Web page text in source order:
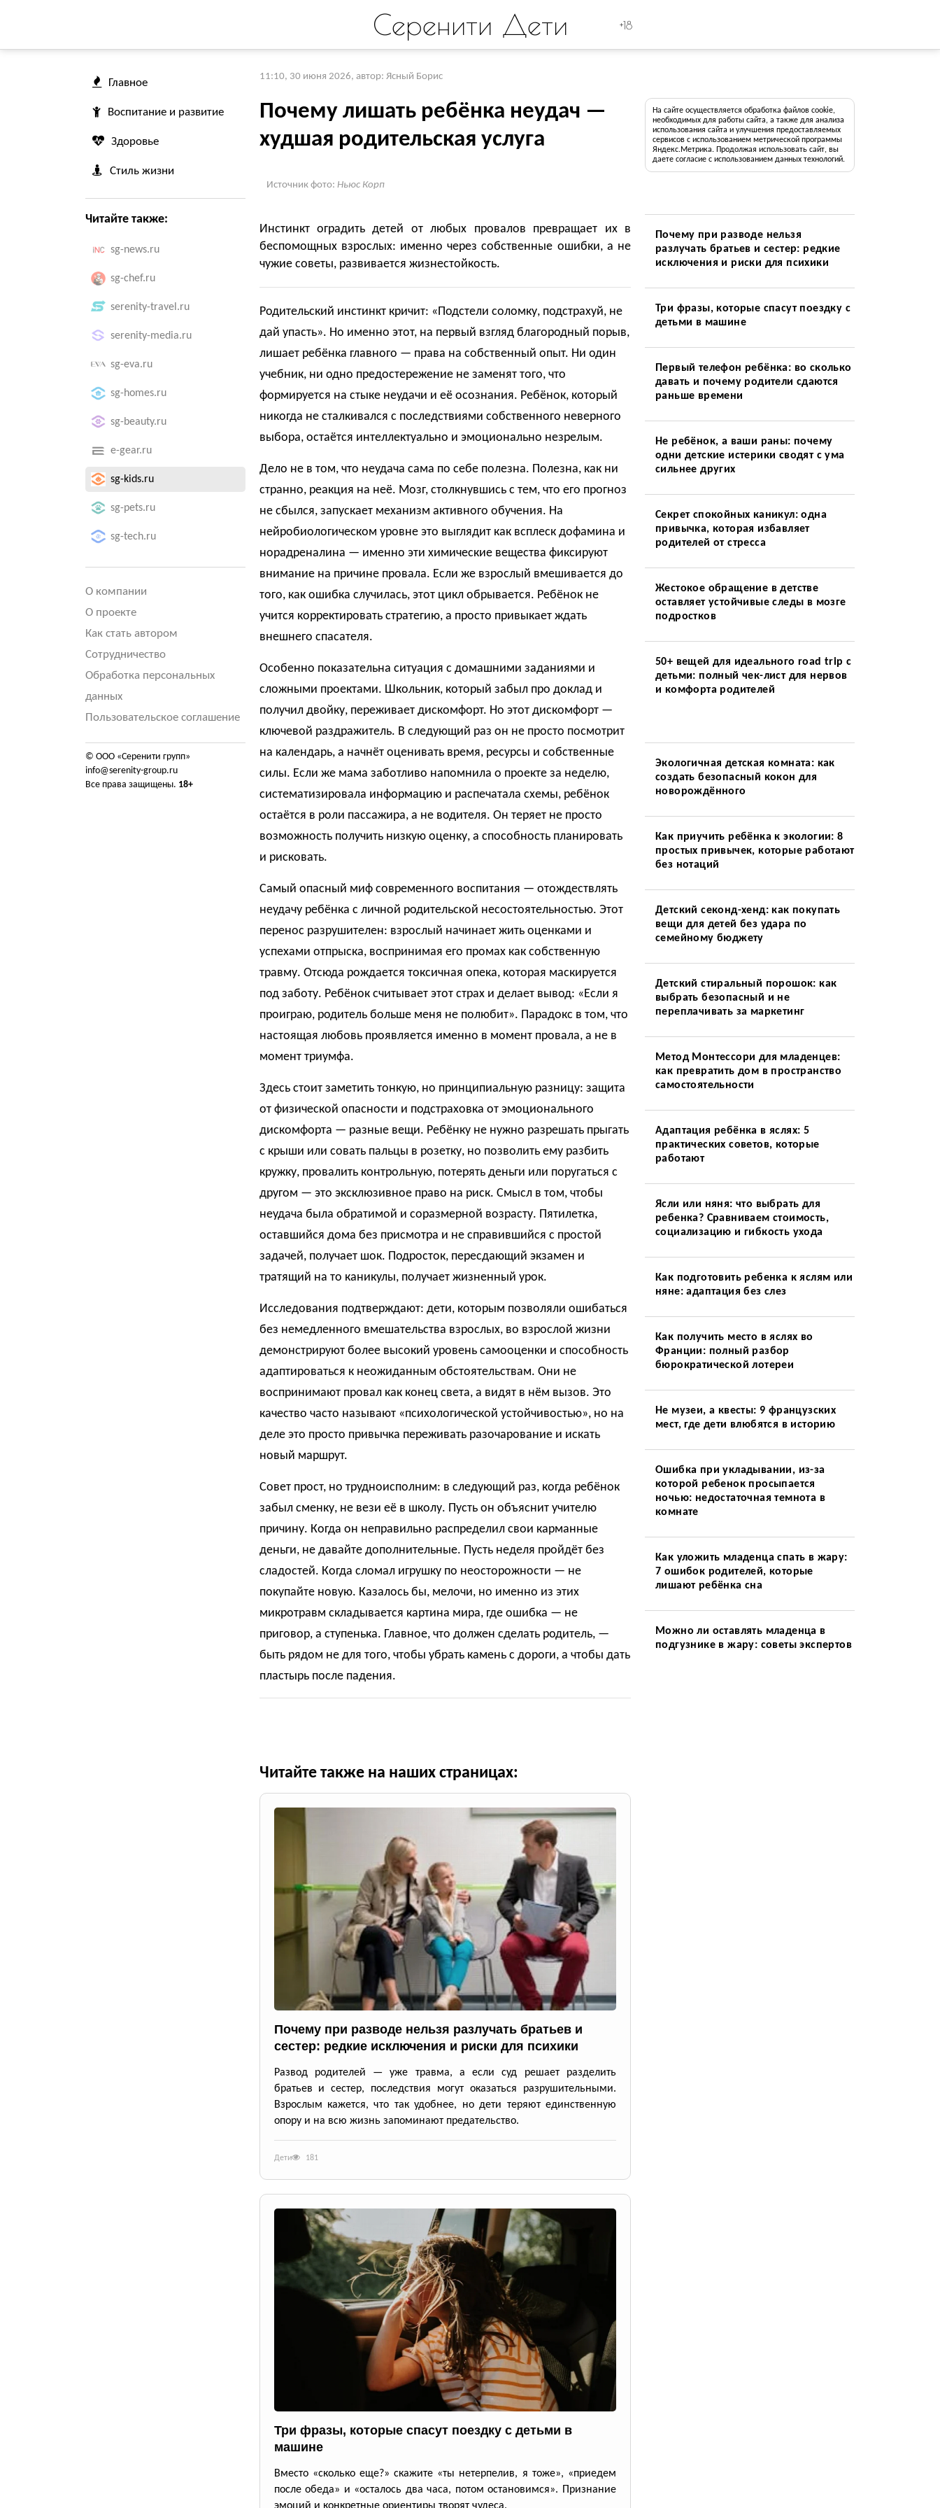
Серенити Дети +18
Главное
Воспитание и развитие
Здоровье
Стиль жизни
Читайте также:
sg-news.ru
sg-chef.ru
serenity-travel.ru
serenity-media.ru
sg-eva.ru
sg-homes.ru
sg-beauty.ru
e-gear.ru
sg-kids.ru
sg-pets.ru
sg-tech.ru
О компании
О проекте
Как стать автором
Сотрудничество
Обработка персональных
данных
Пользовательское соглашение
© ООО «Серенити групп»
info@serenity-group.ru
Все права защищены. 18+
11:10, 30 июня 2026, автор: Ясный Борис
Почему лишать ребёнка неудач —
худшая родительская услуга
Источник фото: Ньюс Корп
Инстинкт оградить детей от любых провалов превращает их в
беспомощных взрослых: именно через собственные ошибки, а не
чужие советы, развивается жизнестойкость.
Родительский инстинкт кричит: «Подстели соломку, подстрахуй, не
дай упасть». Но именно этот, на первый взгляд благородный порыв,
лишает ребёнка главного — права на собственный опыт. Ни один
учебник, ни одно предостережение не заменят того, что
формируется на стыке неудачи и её осознания. Ребёнок, который
никогда не сталкивался с последствиями собственного неверного
выбора, остаётся интеллектуально и эмоционально незрелым.
Дело не в том, что неудача сама по себе полезна. Полезна, как ни
странно, реакция на неё. Мозг, столкнувшись с тем, что его прогноз
не сбылся, запускает механизм активного обучения. На
нейробиологическом уровне это выглядит как всплеск дофамина и
норадреналина — именно эти химические вещества фиксируют
внимание на причине провала. Если же взрослый вмешивается до
того, как ошибка случилась, этот цикл обрывается. Ребёнок не
учится корректировать стратегию, а просто привыкает ждать
внешнего спасателя.
Особенно показательна ситуация с домашними заданиями и
сложными проектами. Школьник, который забыл про доклад и
получил двойку, переживает дискомфорт. Но этот дискомфорт —
ключевой раздражитель. В следующий раз он не просто посмотрит
на календарь, а начнёт оценивать время, ресурсы и собственные
силы. Если же мама заботливо напомнила о проекте за неделю,
систематизировала информацию и распечатала схемы, ребёнок
остаётся в роли пассажира, а не водителя. Он теряет не просто
возможность получить низкую оценку, а способность планировать
и рисковать.
Самый опасный миф современного воспитания — отождествлять
неудачу ребёнка с личной родительской несостоятельностью. Этот
перенос разрушителен: взрослый начинает жить оценками и
успехами отпрыска, воспринимая его промах как собственную
травму. Отсюда рождается токсичная опека, которая маскируется
под заботу. Ребёнок считывает этот страх и делает вывод: «Если я
проиграю, родитель больше меня не полюбит». Парадокс в том, что
настоящая любовь проявляется именно в момент провала, а не в
момент триумфа.
Здесь стоит заметить тонкую, но принципиальную разницу: защита
от физической опасности и подстраховка от эмоционального
дискомфорта — разные вещи. Ребёнку не нужно разрешать прыгать
с крыши или совать пальцы в розетку, но позволить ему разбить
кружку, провалить контрольную, потерять деньги или поругаться с
другом — это эксклюзивное право на риск. Смысл в том, чтобы
неудача была обратимой и соразмерной возрасту. Пятилетка,
оставшийся дома без присмотра и не справившийся с простой
задачей, получает шок. Подросток, пересдающий экзамен и
тратящий на то каникулы, получает жизненный урок.
Исследования подтверждают: дети, которым позволяли ошибаться
без немедленного вмешательства взрослых, во взрослой жизни
демонстрируют более высокий уровень самооценки и способность
адаптироваться к неожиданным обстоятельствам. Они не
воспринимают провал как конец света, а видят в нём вызов. Это
качество часто называют «психологической устойчивостью», но на
деле это просто привычка переживать разочарование и искать
новый маршрут.
Совет прост, но трудноисполним: в следующий раз, когда ребёнок
забыл сменку, не вези её в школу. Пусть он объяснит учителю
причину. Когда он неправильно распределил свои карманные
деньги, не давайте дополнительные. Пусть неделя пройдёт без
сладостей. Когда сломал игрушку по неосторожности — не
покупайте новую. Казалось бы, мелочи, но именно из этих
микротравм складывается картина мира, где ошибка — не
приговор, а ступенька. Главное, что должен сделать родитель, —
быть рядом не для того, чтобы убрать камень с дороги, а чтобы дать
пластырь после падения.
Читайте также на наших страницах:
Почему при разводе нельзя разлучать братьев и
сестер: редкие исключения и риски для психики
Развод родителей — уже травма, а если суд решает разделить
братьев и сестер, последствия могут оказаться разрушительными.
Взрослым кажется, что так удобнее, но дети теряют единственную
опору и на всю жизнь запоминают предательство.
Дети 181
Три фразы, которые спасут поездку с детьми в
машине
Вместо «сколько еще?» скажите «ты нетерпелив, я тоже», «приедем
после обеда» и «осталось два часа, потом остановимся». Признание
На сайте осуществляется обработка файлов cookie,
необходимых для работы сайта, а также для анализа
использования сайта и улучшения предоставляемых
сервисов с использованием метрической программы
Яндекс.Метрика. Продолжая использовать сайт, вы
даете согласие с использованием данных технологий.
Почему при разводе нельзя
разлучать братьев и сестер: редкие
исключения и риски для психики
Три фразы, которые спасут поездку с
детьми в машине
Первый телефон ребёнка: во сколько
давать и почему родители сдаются
раньше времени
Не ребёнок, а ваши раны: почему
одни детские истерики сводят с ума
сильнее других
Секрет спокойных каникул: одна
привычка, которая избавляет
родителей от стресса
Жестокое обращение в детстве
оставляет устойчивые следы в мозге
подростков
50+ вещей для идеального road trip с
детьми: полный чек-лист для нервов
и комфорта родителей
Экологичная детская комната: как
создать безопасный кокон для
новорождённого
Как приучить ребёнка к экологии: 8
простых привычек, которые работают
без нотаций
Детский секонд-хенд: как покупать
вещи для детей без удара по
семейному бюджету
Детский стиральный порошок: как
выбрать безопасный и не
переплачивать за маркетинг
Метод Монтессори для младенцев:
как превратить дом в пространство
самостоятельности
Адаптация ребёнка в яслях: 5
практических советов, которые
работают
Ясли или няня: что выбрать для
ребенка? Сравниваем стоимость,
социализацию и гибкость ухода
Как подготовить ребенка к яслям или
няне: адаптация без слез
Как получить место в яслях во
Франции: полный разбор
бюрократической лотереи
Не музеи, а квесты: 9 французских
мест, где дети влюбятся в историю
Ошибка при укладывании, из-за
которой ребенок просыпается
ночью: недостаточная темнота в
комнате
Как уложить младенца спать в жару:
7 ошибок родителей, которые
лишают ребёнка сна
Можно ли оставлять младенца в
подгузнике в жару: советы экспертов